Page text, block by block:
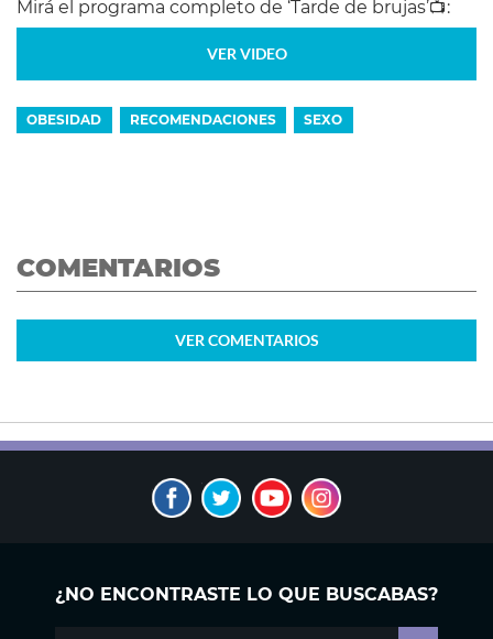
Mirá el programa completo de ‘Tarde de brujas’📺:
VER VIDEO
OBESIDAD RECOMENDACIONES SEXO
COMENTARIOS
VERCOMENTARIOS
¿NO ENCONTRASTE LO QUE BUSCABAS?